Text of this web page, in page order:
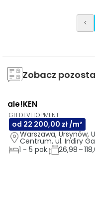
<
Zobacz
3D AI
ale!KEN
GH DEVELOPMENT
od 22 200,00 zł /m²
Warszawa, Ursynów,
Centrum, ul. Indiry
1 - 5 pok. 26,98 –